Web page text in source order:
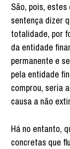
São, pois,
sentença dizer
totalidade, por
da entidade
permanente e
pela entidade
comprou, seria
causa a não
Há no entanto,
concretas que